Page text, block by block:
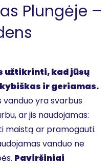
Plungėje –
užtikrinti, kad jūsų
ir geriamas.
vanduo yra svarbus
ar jis naudojamas:
maistą ar pramogauti.
vanduo ne
Paviršiniai